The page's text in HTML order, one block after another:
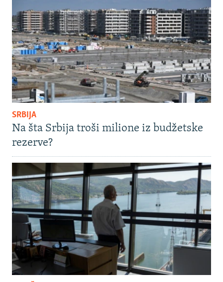
SRBIJA
Na šta Srbija troši milione iz budžetske
rezerve?